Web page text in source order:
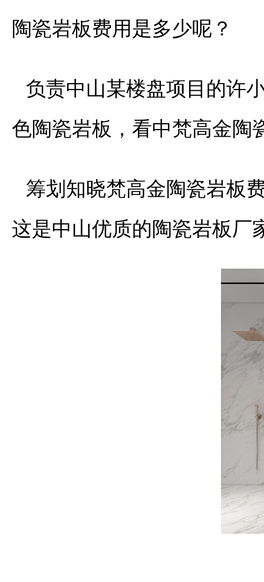
陶瓷岩板费用是多少呢？
负责中山某楼盘项目的许
色陶瓷岩板，看中梵高金陶
筹划知晓梵高金陶瓷岩板
这是中山优质的陶瓷岩板厂